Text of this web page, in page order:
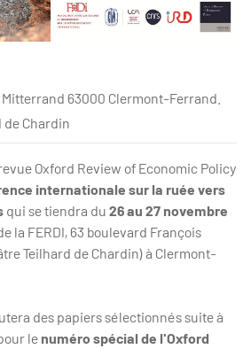
63000 Clermont-Ferrand.
Chardin
Oxford Review of Economic Policy
internationale sur la ruée vers
qui se tiendra du 26 au 27 novembre
la FERDI, 63 boulevard François
Teilhard de Chardin) à Clermont-
des papiers sélectionnés suite à
le numéro spécial de l'Oxford